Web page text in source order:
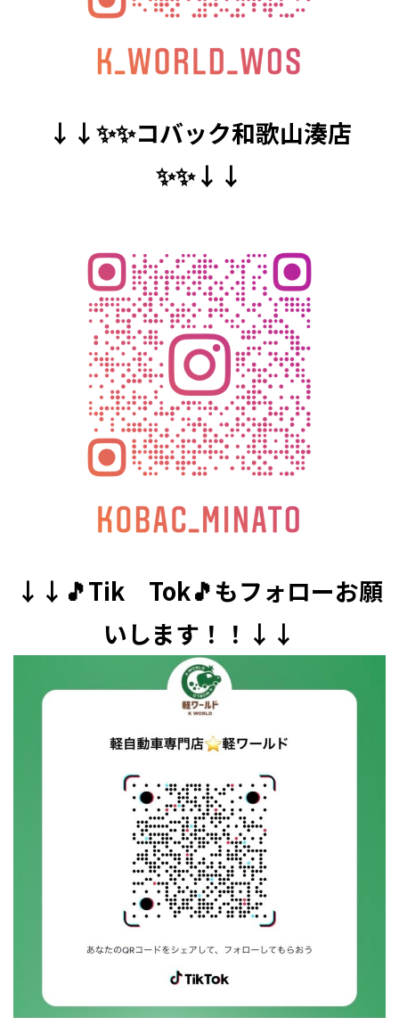
↓↓✨✨コバック和歌山湊店
✨✨↓↓
↓↓🎵Tik Tok🎵もフォローお願
いします！！↓↓